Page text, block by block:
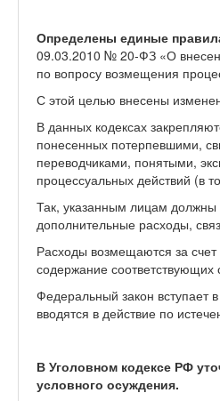
Определены единые
09.03.2010 № 20-ФЗ «О
по вопросу возмещения
С этой целью внесены
В данных кодексах
понесенных потерпевшими,
переводчиками, понятыми,
процессуальных действий (в
Так, указанным лицам
дополнительные расходы,
Расходы возмещаются за
содержание соответствующих
Федеральный закон вступает
вводятся в действие по
В Уголовном кодексе РФ
условного осуждения.